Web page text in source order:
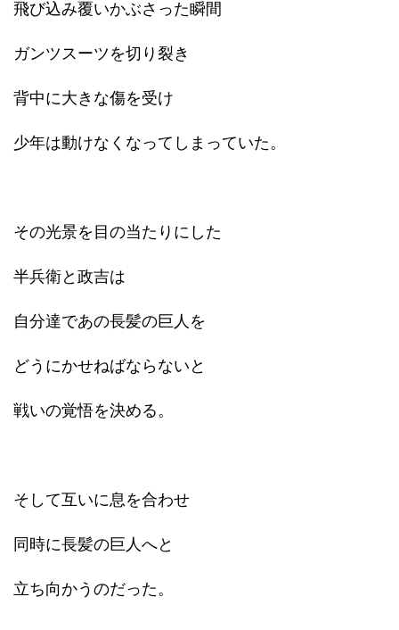
飛び込み覆いかぶさった瞬間
ガンツスーツを切り裂き
背中に大きな傷を受け
少年は動けなくなってしまっていた。
その光景を目の当たりにした
半兵衛と政吉は
自分達であの長髪の巨人を
どうにかせねばならないと
戦いの覚悟を決める。
そして互いに息を合わせ
同時に長髪の巨人へと
立ち向かうのだった。